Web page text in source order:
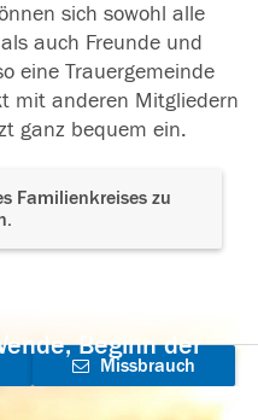
sich sowohl alle
auch Freunde und
eine Trauergemeinde
mit anderen Mitgliedern
ganz bequem ein.
Familienkreises zu
Beginn der
Missbrauch